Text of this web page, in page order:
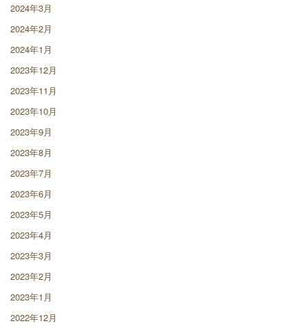
2024年3月
2024年2月
2024年1月
2023年12月
2023年11月
2023年10月
2023年9月
2023年8月
2023年7月
2023年6月
2023年5月
2023年4月
2023年3月
2023年2月
2023年1月
2022年12月